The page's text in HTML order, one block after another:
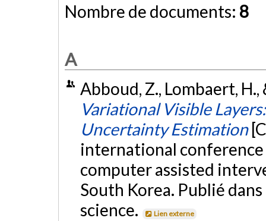
Nombre de documents: 8
A
Abboud, Z., Lombaert,
Variational Visible
Uncertainty Estimation
international
computer assisted
South Korea. Publié
science.
Lien externe